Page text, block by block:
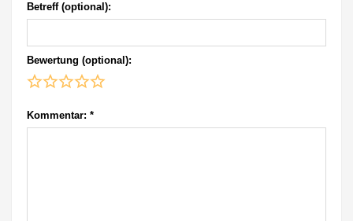
Betreff (optional):
Bewertung (optional):
Kommentar: *